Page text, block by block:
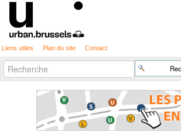
Liens utiles Plan du site Contact
Chercher par
Recherche
avancée…